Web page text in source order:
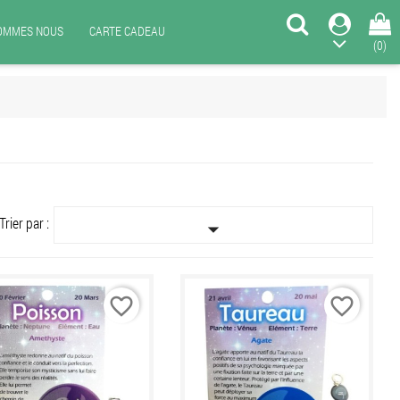
NOUS
CARTE CADEAU
(0)
Trier par : 
favorite_border favorite_border